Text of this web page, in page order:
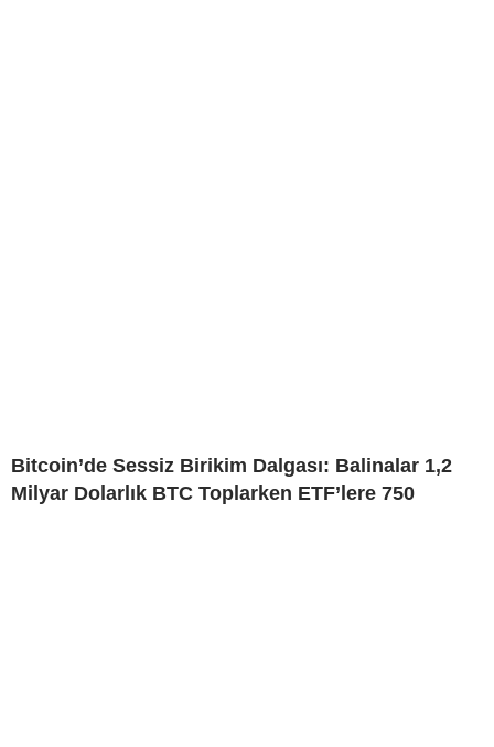
Bitcoin’de Sessiz Birikim Dalgası: Balinalar 1,2
Milyar Dolarlık BTC Toplarken ETF’lere 750